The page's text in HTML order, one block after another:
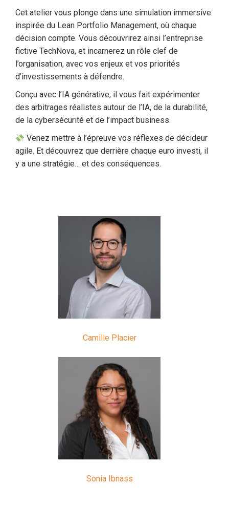
Cet atelier vous plonge dans une simulation immersive
inspirée du Lean Portfolio Management, où chaque
décision compte. Vous découvrirez ainsi l’entreprise
fictive TechNova, et incarnerez un rôle clef de
l’organisation, avec vos enjeux et vos priorités
d’investissements à défendre.
Conçu avec l’IA générative, il vous fait expérimenter
des arbitrages réalistes autour de l’IA, de la durabilité,
de la cybersécurité et de l’impact business.
Venez mettre à l’épreuve vos réflexes de décideur
agile. Et découvrez que derrière chaque euro investi, il
y a une stratégie… et des conséquences.
Camille Placier
Sonia Ibnass